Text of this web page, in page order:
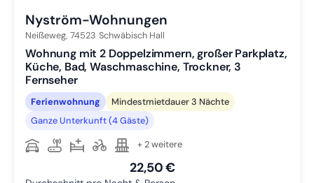
Nyström-Wohnungen
Neißeweg, 74523 Schwäbisch Hall
Wohnung mit 2 Doppelzimmern, großer Parkplatz,
Küche, Bad, Waschmaschine, Trockner, 3
Fernseher
Ferienwohnung
Mindestmietdauer 3 Nächte
Ganze Unterkunft (4 Gäste)
+ 2 weitere
22,50 €